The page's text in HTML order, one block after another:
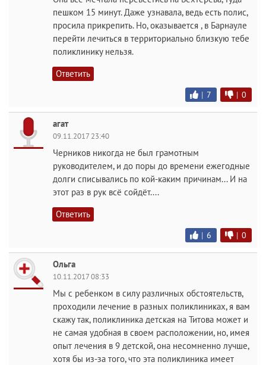
пешком 15 минут. Даже узнавала, ведь есть полис,
просила прикрепить. Но, оказывается , в Барнауле
перейти лечиться в территориально близкую тебе
поликлинику нельзя.
Ответить
| 7 | 0
агат
09.11.2017 23:40
Черников никогда не был грамотным
руководителем, и до поры до времени ежегодные
долги списывались по кой-каким причинам... И на
этот раз в рук всё сойдёт....
Ответить
| 6 | 0
Ольга
10.11.2017 08:33
Мы с ребенком в силу различных обстоятельств,
проходили лечение в разных поликлиниках, я вам
скажу так, поликлиника детская на Титова может и
не самая удобная в своем расположении, но, имея
опыт лечения в 9 детской, она несомненно лучше,
хотя бы из-за того, что эта поликлиника имеет